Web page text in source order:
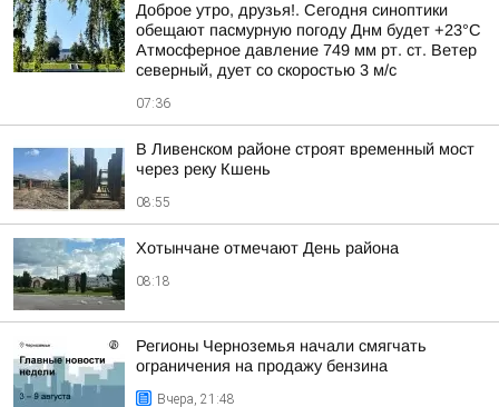
Доброе утро, друзья!. Сегодня синоптики
обещают пасмурную погоду Днм будет +23°С
Атмосферное давление 749 мм рт. ст. Ветер
северный, дует со скоростью 3 м/с
07:36
В Ливенском районе строят временный мост
через реку Кшень
08:55
Хотынчане отмечают День района
08:18
Регионы Черноземья начали смягчать
ограничения на продажу бензина
Вчера, 21:48